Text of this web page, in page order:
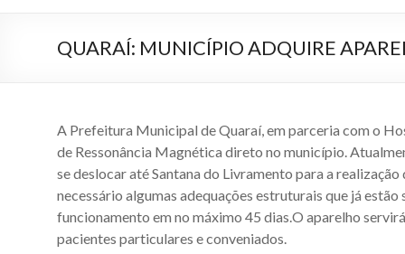
da
Oeste
–
RS
QUARAÍ: MUNICÍPIO ADQUIRE
A Prefeitura Municipal de Quaraí, em parceria com o
de Ressonância Magnética direto no município.
se deslocar até Santana do Livramento para a
necessário algumas adequações estruturais que já
funcionamento em no máximo 45 dias.O aparelho
pacientes particulares e conveniados.